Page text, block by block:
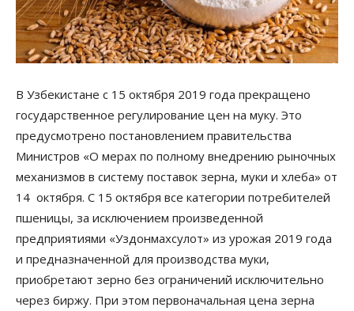
В Узбекистане с 15 октября 2019 года прекращено
государственное регулирование цен на муку. Это
предусмотрено постановлением правительства
Министров «О мерах по полному внедрению рыночных
механизмов в систему поставок зерна, муки и хлеба» от
14 октября. С 15 октября все категории потребителей
пшеницы, за исключением произведенной
предприятиями «Уздонмахсулот» из урожая 2019 года
и предназначенной для производства муки,
приобретают зерно без ограничений исключительно
через биржу. При этом первоначальная цена зерна